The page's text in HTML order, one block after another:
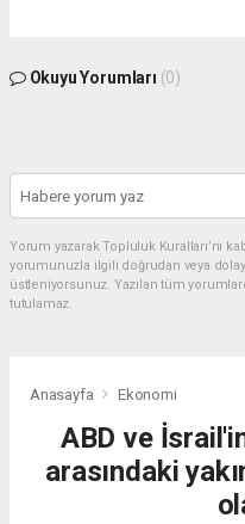
Okuyu Yorumları (0)
Yorum yazarak Topluluk Kuralları’nı
yorumunuzla ilgili doğrudan veya
üstleniyorsunuz. Yazılan tüm
tutulamaz.
Anasayfa Ekonomi
ABD ve
arasındaki